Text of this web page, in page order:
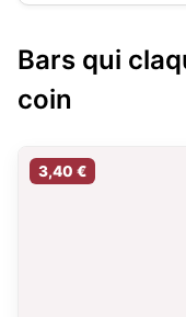
Bars qui
coin
3,40 €